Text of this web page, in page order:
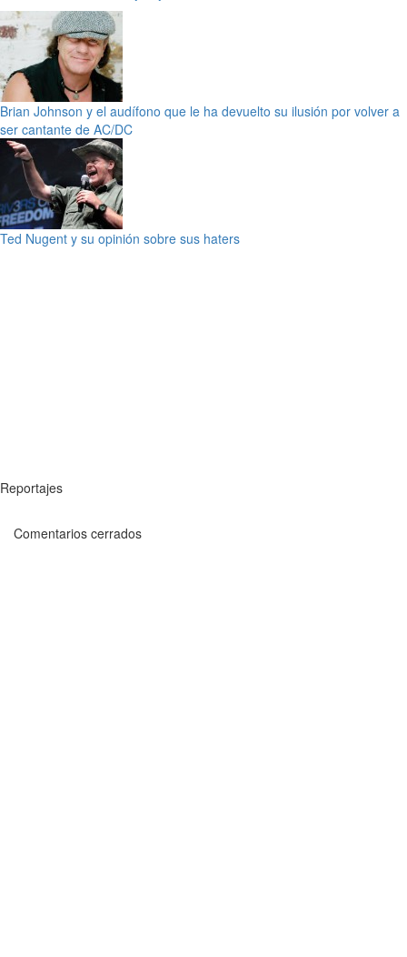
Brian Johnson y el audífono que le ha devuelto su ilusión por volver a
ser cantante de AC/DC
Ted Nugent y su opinión sobre sus haters
Reportajes
Comentarios cerrados